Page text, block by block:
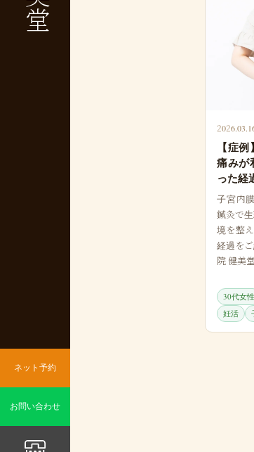
ネット予約
お問い合わせ
【症
痛みが
った経
子宮内
鍼灸で
境を整
経過を
院 健美堂
30代女性
妊活